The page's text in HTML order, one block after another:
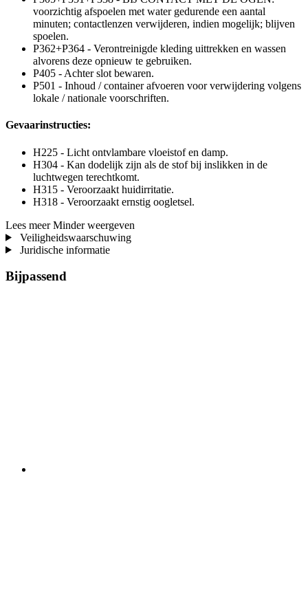
voorzichtig afspoelen met water gedurende een aantal
minuten; contactlenzen verwijderen, indien mogelijk; blijven
spoelen.
P362+P364 - Verontreinigde kleding uittrekken en wassen
alvorens deze opnieuw te gebruiken.
P405 - Achter slot bewaren.
P501 - Inhoud / container afvoeren voor verwijdering volgens
lokale / nationale voorschriften.
Gevaarinstructies:
H225 - Licht ontvlambare vloeistof en damp.
H304 - Kan dodelijk zijn als de stof bij inslikken in de
luchtwegen terechtkomt.
H315 - Veroorzaakt huidirritatie.
H318 - Veroorzaakt ernstig oogletsel.
Lees meer Minder weergeven
Veiligheidswaarschuwing
Juridische informatie
Bijpassend